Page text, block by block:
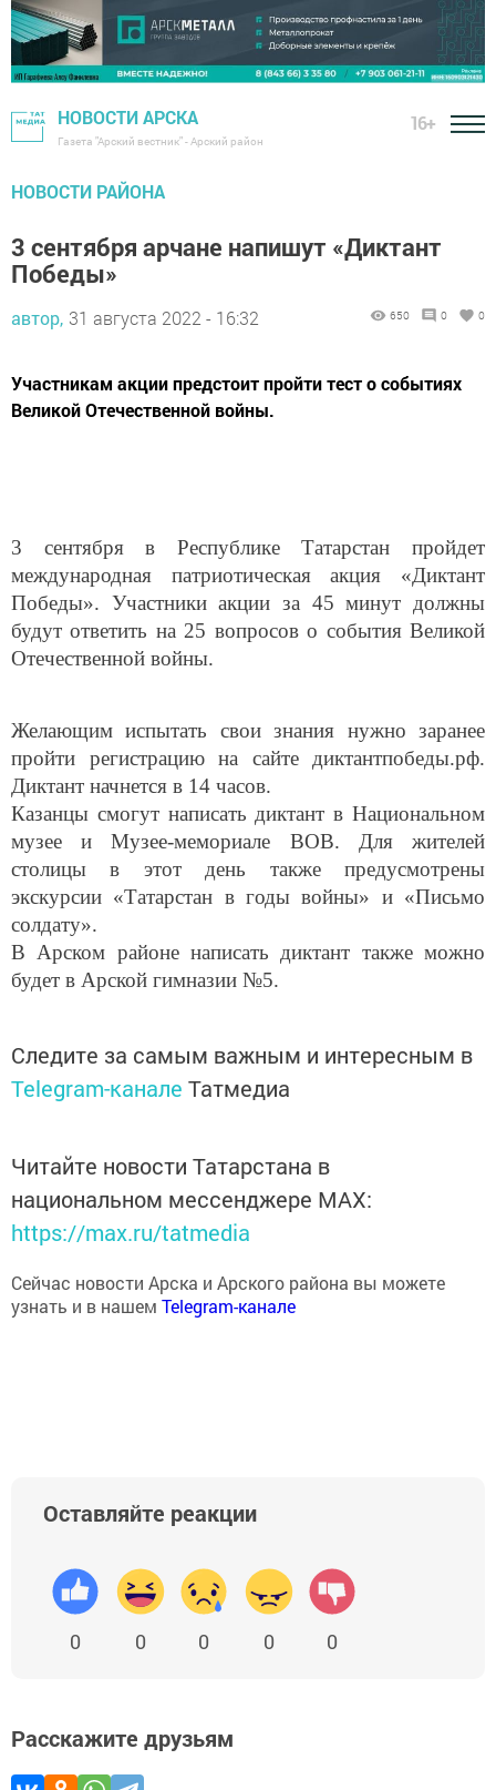
НОВОСТИ АРСКА
Газета "Арский вестник" - Арский район
16+
НОВОСТИ РАЙОНА
3 сентября арчане напишут «Диктант
Победы»
автор, 31 августа 2022 - 16:32 650 0 0
Участникам акции предстоит пройти тест о событиях
Великой Отечественной войны.
3 сентября в Республике Татарстан пройдет
международная патриотическая акция «Диктант
Победы». Участники акции за 45 минут должны
будут ответить на 25 вопросов о события Великой
Отечественной войны.
Желающим испытать свои знания нужно заранее
пройти регистрацию на сайте диктантпобеды.рф.
Диктант начнется в 14 часов.
Казанцы смогут написать диктант в Национальном
музее и Музее-мемориале ВОВ. Для жителей
столицы в этот день также предусмотрены
экскурсии «Татарстан в годы войны» и «Письмо
солдату».
В Арском районе написать диктант также можно
будет в Арской гимназии №5.
Следите за самым важным и интересным в
Telegram-канале Татмедиа
Читайте новости Татарстана в
национальном мессенджере MАХ:
https://max.ru/tatmedia
Сейчас новости Арска и Арского района вы можете
узнать и в нашем Telegram-канале
Оставляйте реакции
0 0 0 0 0
Расскажите друзьям